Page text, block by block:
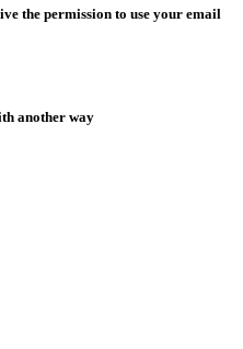
the permission to use your email
another way